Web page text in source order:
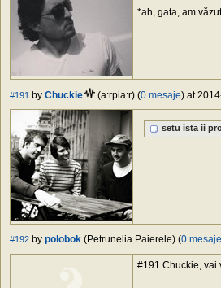
*ah, gata, am
#191 by Chuckie (a:rpia:r) (0 mesaje) at
setu ista ii
#192 by polobok (Petrunelia Paierele) (0 mesaje
#191 Chuckie, vai